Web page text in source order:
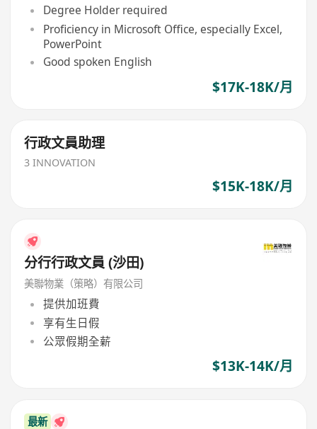
Degree Holder required
Proficiency in Microsoft Office, especially Excel,
PowerPoint
Good spoken English
$17K-18K/月
行政文員助理
3 INNOVATION
$15K-18K/月
分行行政文員 (沙田)
美聯物業（策略）有限公司
提供加班費
享有生日假
公眾假期全薪
$13K-14K/月
最新